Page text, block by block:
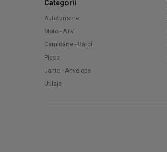
Categorii
Autoturisme
Moto - ATV
Camioane - Bărci
Piese
Jante - Anvelope
Utilaje